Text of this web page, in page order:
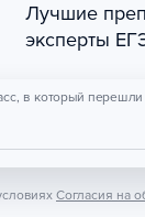
Лучшие
эксперты
в который перешли
Согласия на